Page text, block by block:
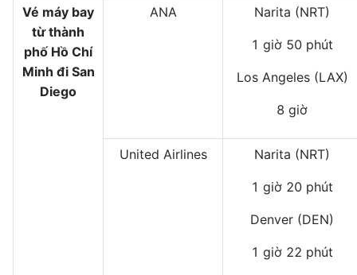
Vé máy bay
từ thành
phố Hồ Chí
Minh đi San
Diego
ANA Narita (NRT)
1 giờ 50 phút
Los Angeles (LAX)
8 giờ
United Airlines Narita (NRT)
1 giờ 20 phút
Denver (DEN)
1 giờ 22 phút